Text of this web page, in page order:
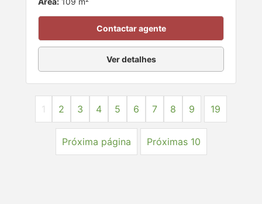
Contactar agente
Ver detalhes
1 2 3 4 5 6 7 8 9 19
Próxima página Próximas 10